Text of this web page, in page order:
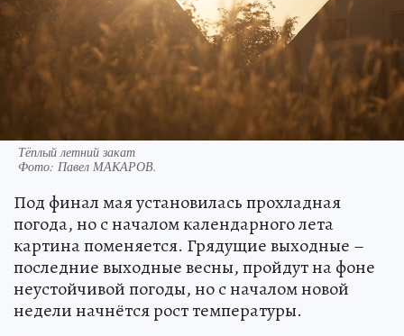
Тёплый летний закат
Фото: Павел МАКАРОВ.
Под финал мая установилась прохладная
погода, но с началом календарного лета
картина поменяется. Грядущие выходные –
последние выходные весны, пройдут на фоне
неустойчивой погоды, но с началом новой
недели начнётся рост температуры.